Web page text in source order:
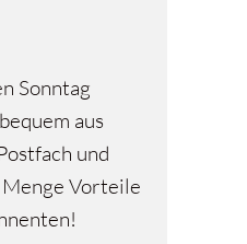
Sonntag
aus
und
Vorteile